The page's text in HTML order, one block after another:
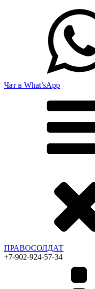
Чат в What’sApp
ПРАВОСОЛДАТ
+7-902-924-57-34